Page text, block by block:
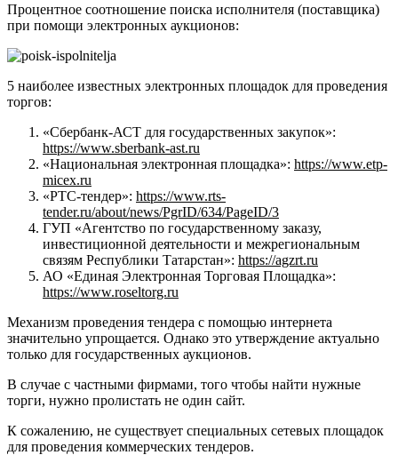
Процентное соотношение поиска исполнителя (поставщика)
при помощи электронных аукционов:
5 наиболее известных электронных площадок для проведения
торгов:
«Сбербанк-АСТ для государственных закупок»:
https://www.sberbank-ast.ru
«Национальная электронная площадка»: https://www.etp-
micex.ru
«РТС-тендер»: https://www.rts-
tender.ru/about/news/PgrID/634/PageID/3
ГУП «Агентство по государственному заказу,
инвестиционной деятельности и межрегиональным
связям Республики Татарстан»: https://agzrt.ru
АО «Единая Электронная Торговая Площадка»:
https://www.roseltorg.ru
Механизм проведения тендера с помощью интернета
значительно упрощается. Однако это утверждение актуально
только для государственных аукционов.
В случае с частными фирмами, того чтобы найти нужные
торги, нужно пролистать не один сайт.
К сожалению, не существует специальных сетевых площадок
для проведения коммерческих тендеров.